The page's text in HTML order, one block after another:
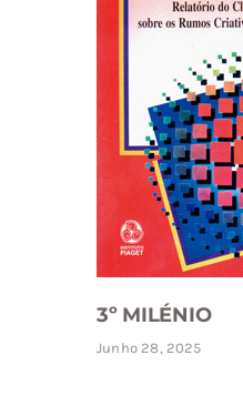
3º MILÉNIO
Junho 28, 2025